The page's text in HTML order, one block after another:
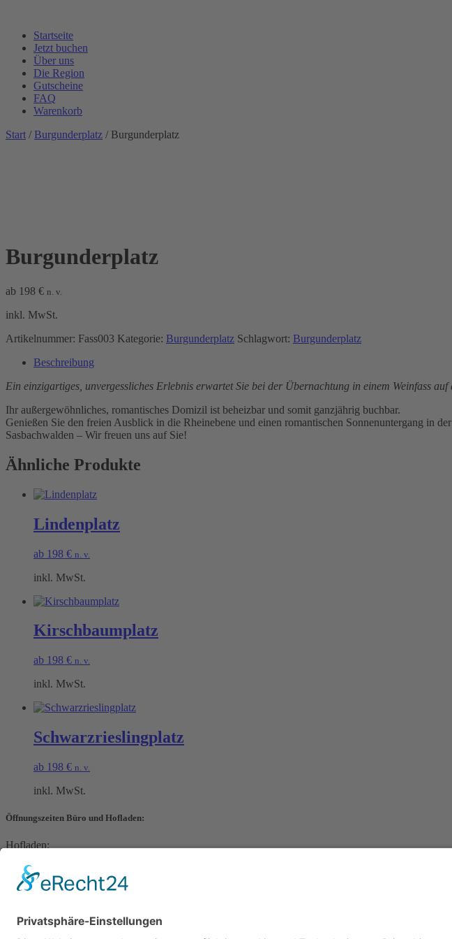
Startseite
Jetzt buchen
Über uns
Die Region
Gutscheine
FAQ
Warenkorb
Start / Burgunderplatz / Burgunderplatz
Burgunderplatz
ab 198 € n. v.
inkl. MwSt.
Artikelnummer: Fass003 Kategorie: Burgunderplatz Schlagwort: Burgunderplatz
Beschreibung
Ein einzigartiges, unvergessliches Erlebnis erwartet Sie bei der Übernachtung in einem Weinfass
Ihr außergewöhnliches, romantisches Domizil ist beheizbar und somit ganzjährig buchbar.
Genießen Sie den freien Ausblick in die Rheinebene und einen romantischen Sonnenuntergang in
Sasbachwalden – Wir freuen uns auf Sie!
Ähnliche Produkte
Lindenplatz
ab 198 € n. v.
inkl. MwSt.
Kirschbaumplatz
ab 198 € n. v.
inkl. MwSt.
Schwarzrieslingplatz
ab 198 € n. v.
inkl. MwSt.
Öffnungszeiten Büro und Hofladen:
Hofladen:
Telefonisch erreichen Sie uns:
Montag bis Freitag von 09:00 – 11:30 Uhr
Warenkorb
Kasse